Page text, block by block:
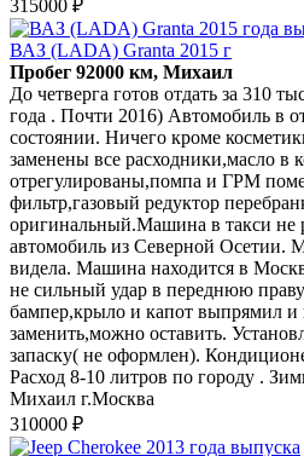
315000 ₽
ВАЗ (LADA) Granta 2015 г
Пробег 92000 км, Михаил
До четверга готов отдать за 310
года . Почти 2016) Автомобиль в
состоянии. Ничего кроме
заменены все расходники,масло в
отрегулированы,помпа и ГРМ
фильтр,газовый редуктор
оригинальный.Машина в такси не
автомобиль из Северной Осетии.
видела. Машина находится в
не сильный удар в переднюю
бампер,крыло и капот выпрямил и
заменить,можно оставить.
запаску( не оформлен).
Расход 8-10 литров по городу .
Михаил г.Москва
310000 ₽